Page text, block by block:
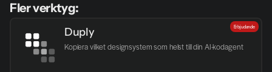
Fler verktyg:
Duply
Kopiera vilket designsystem som helst till din AI-kodagent
Erbjudande